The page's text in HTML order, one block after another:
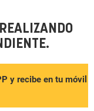
y recibe en tu móvil